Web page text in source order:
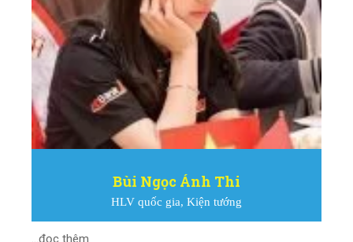
Bùi Ngọc Ánh Thi
HLV quốc gia, Kiện tướng
...đọc thêm